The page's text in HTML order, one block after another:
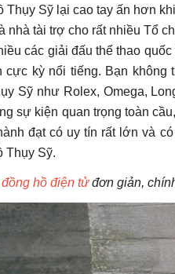
Thụy Sỹ lại cao tay ấn hơn
nhà tài trợ cho rất nhiều Tổ
các giải đấu thể thao
cực kỳ nổi tiếng. Bạn
Sỹ như Rolex, Omega,
sự kiện quan trọng toàn
đạt có uy tín rất lớn và
Thụy Sỹ.
hồ điện tửđơn giản,